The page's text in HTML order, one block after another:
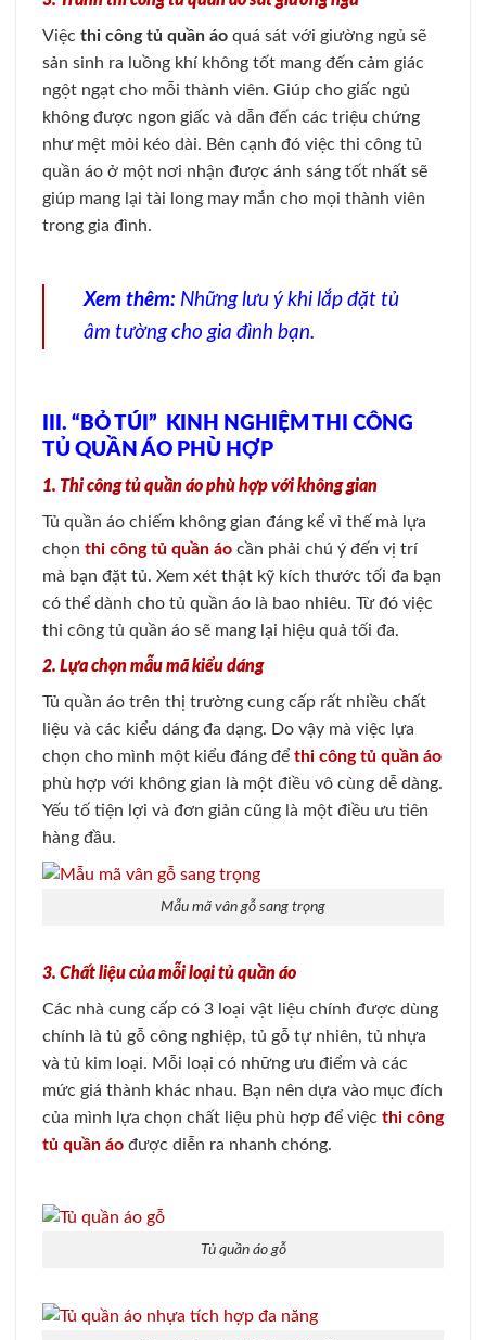
Việc thi công tủ quần áo quá sát với giường ngủ sẽ
sản sinh ra luồng khí không tốt mang đến cảm giác
ngột ngạt cho mỗi thành viên. Giúp cho giấc ngủ
không được ngon giấc và dẫn đến các triệu chứng
như mệt mỏi kéo dài. Bên cạnh đó việc thi công tủ
quần áo ở một nơi nhận được ánh sáng tốt nhất sẽ
giúp mang lại tài long may mắn cho mọi thành viên
trong gia đình.
Xem thêm: Những lưu ý khi lắp đặt tủ
âm tường cho gia đình bạn.
III. “BỎ TÚI” KINH NGHIỆM THI CÔNG
TỦ QUẦN ÁO PHÙ HỢP
1. Thi công tủ quần áo phù hợp với không gian
Tủ quần áo chiếm không gian đáng kể vì thế mà lựa
chọn thi công tủ quần áo cần phải chú ý đến vị trí
mà bạn đặt tủ. Xem xét thật kỹ kích thước tối đa bạn
có thể dành cho tủ quần áo là bao nhiêu. Từ đó việc
thi công tủ quần áo sẽ mang lại hiệu quả tối đa.
2. Lựa chọn mẫu mã kiểu dáng
Tủ quần áo trên thị trường cung cấp rất nhiều chất
liệu và các kiểu dáng đa dạng. Do vậy mà việc lựa
chọn cho mình một kiểu đáng để thi công tủ quần áo
phù hợp với không gian là một điều vô cùng dễ dàng.
Yếu tố tiện lợi và đơn giản cũng là một điều ưu tiên
hàng đầu.
Mẫu mã vân gỗ sang trọng
3. Chất liệu của mỗi loại tủ quần áo
Các nhà cung cấp có 3 loại vật liệu chính được dùng
chính là tủ gỗ công nghiệp, tủ gỗ tự nhiên, tủ nhựa
và tủ kim loại. Mỗi loại có những ưu điểm và các
mức giá thành khác nhau. Bạn nên dựa vào mục đích
của mình lựa chọn chất liệu phù hợp để việc thi công
tủ quần áo được diễn ra nhanh chóng.
Tủ quần áo gỗ